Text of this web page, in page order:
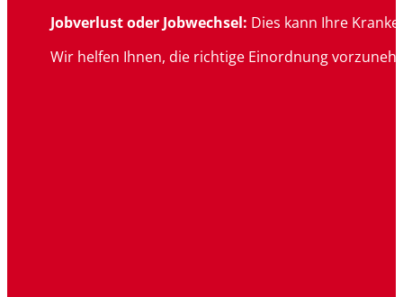
Jobverlust oder Jobwechsel: Dies kann Ihre
Wir helfen Ihnen, die richtige Einordnung